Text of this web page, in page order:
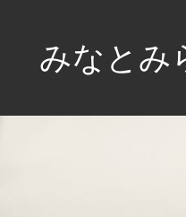
ツ
みなとみ
来